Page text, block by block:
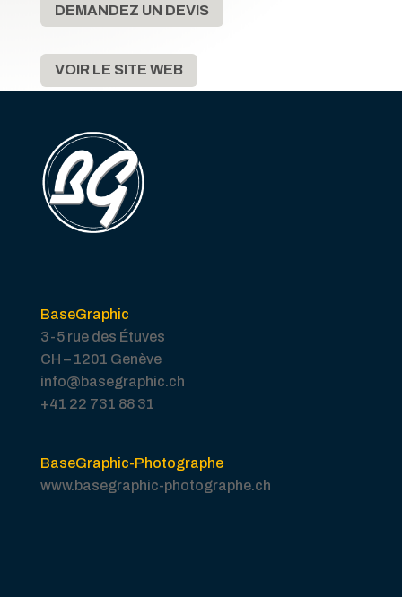
DEMANDEZ UN DEVIS
VOIR LE SITE WEB
BaseGraphic
3-5 rue des Étuves
CH – 1201 Genève
info@basegraphic.ch
+41 22 731 88 31
BaseGraphic-Photographe
www.basegraphic-photographe.ch